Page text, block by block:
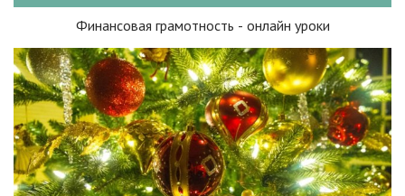
Финансовая грамотность - онлайн уроки